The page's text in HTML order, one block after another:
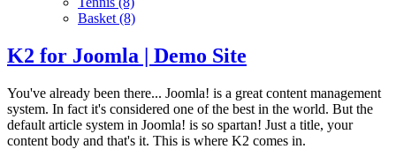
Basket (8)
K2 for Joomla | Demo Site
You've already been there... Joomla! is a great content management
system. In fact it's considered one of the best in the world. But the
default article system in Joomla! is so spartan! Just a title, your
content body and that's it. This is where K2 comes in.